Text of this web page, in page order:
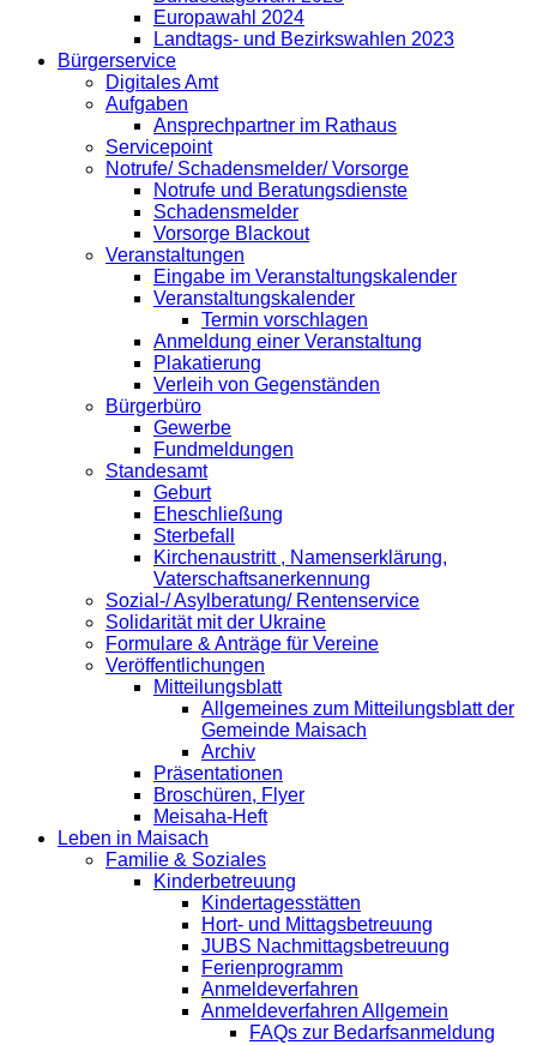
Europawahl 2024
Landtags- und Bezirkswahlen 2023
Bürgerservice
Digitales Amt
Aufgaben
Ansprechpartner im Rathaus
Servicepoint
Notrufe/ Schadensmelder/ Vorsorge
Notrufe und Beratungsdienste
Schadensmelder
Vorsorge Blackout
Veranstaltungen
Eingabe im Veranstaltungskalender
Veranstaltungskalender
Termin vorschlagen
Anmeldung einer Veranstaltung
Plakatierung
Verleih von Gegenständen
Bürgerbüro
Gewerbe
Fundmeldungen
Standesamt
Geburt
Eheschließung
Sterbefall
Kirchenaustritt , Namenserklärung,
Vaterschaftsanerkennung
Sozial-/ Asylberatung/ Rentenservice
Solidarität mit der Ukraine
Formulare & Anträge für Vereine
Veröffentlichungen
Mitteilungsblatt
Allgemeines zum Mitteilungsblatt der
Gemeinde Maisach
Archiv
Präsentationen
Broschüren, Flyer
Meisaha-Heft
Leben in Maisach
Familie & Soziales
Kinderbetreuung
Kindertagesstätten
Hort- und Mittagsbetreuung
JUBS Nachmittagsbetreuung
Ferienprogramm
Anmeldeverfahren
Anmeldeverfahren Allgemein
FAQs zur Bedarfsanmeldung